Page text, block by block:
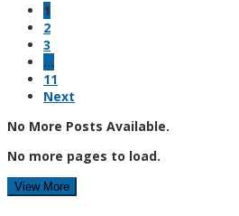
1
2
3
…
11
Next
No More Posts Available.
No more pages to load.
View More